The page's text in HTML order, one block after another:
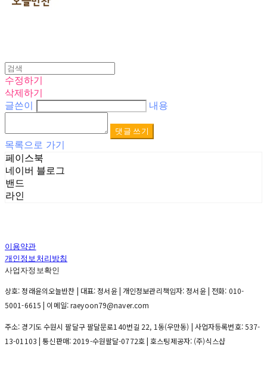
수정하기
삭제하기
글쓴이
내용
댓글 쓰기
목록으로 가기
페이스북
네이버 블로그
밴드
라인
이용약관
개인정보처리방침
사업자정보확인
상호: 정래윤의오늘반찬 | 대표: 정서윤 | 개인정보관리책임자: 정서윤 | 전화: 010-
5001-6615 | 이메일: raeyoon79@naver.com
주소: 경기도 수원시 팔달구 팔달문로140번길 22, 1동(우만동) | 사업자등록번호:537-
13-01103 | 통신판매: 2019-수원팔달-0772호| 호스팅제공자: (주)식스샵